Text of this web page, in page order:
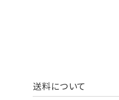
送料について